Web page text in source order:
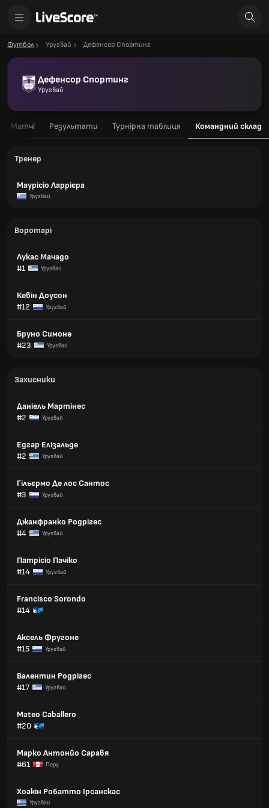
Футбол Уругвай Дефенсор Спортинг
Дефенсор Спортинг
Уругвай
Матчі Результати Турнірна таблиця Командний склад
Тренер
Маурісіо Ларрієра
Уругвай
Воротарі
Лукас Мачадо
#1
Уругвай
Кевін Доусон
#12
Уругвай
Бруно Симоне
#23
Уругвай
Захисники
Даніель Мартінес
#2
Уругвай
Едгар Елізальде
#2
Уругвай
Гільєрмо Де лос Сантос
#3
Уругвай
Джанфранко Родрігес
#4
Уругвай
Патрісіо Пачіко
#14
Уругвай
Francisco Sorondo
#14
Аксель Фругоне
#15
Уругвай
Валентин Родрігес
#17
Уругвай
Mateo Caballero
#20
Марко Антонйо Саравя
#61
Перу
Хоакін Робатто Ірсанскас
Уругвай